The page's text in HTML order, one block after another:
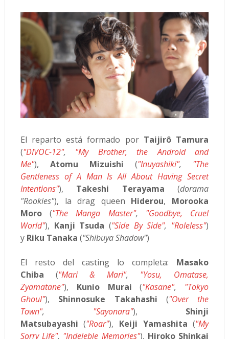
El reparto está formado porTaijirô Tamura
("DIVOC-12", "My Brother, the Android and
Me"), Atomu Mizuishi ("Inuyashiki", "The
Gentleness of A Man Is All About Having Secret
Intentions"), Takeshi Terayama (dorama
"Rookies"), la drag queen Hiderou, Morooka
Moro("The Manga Master", "Goodbye, Cruel
World"), Kanji Tsuda ("Side By Side", "Roleless")
y Riku Tanaka ("Shibuya Shadow")
El resto del casting lo completa: Masako
Chiba ("Mari & Mari", "Yosu, Omatase,
Zyamatane"), Kunio Murai("Kasane", "Tokyo
Ghoul"), Shinnosuke Takahashi ("Over the
Town", "Sayonara"), Shinji
Matsubayashi ("Roar"), Keiji Yamashita("My
Sorry Life", "Indeleble Memories"), Hiroko Shinkai